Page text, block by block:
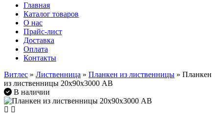
Главная
Каталог товаров
О нас
Прайс-лист
Доставка
Оплата
Контакты
Витлес » Лиственница » Планкен из лиственницы » Планкен
из лиственницы 20х90х3000 AB
В наличии